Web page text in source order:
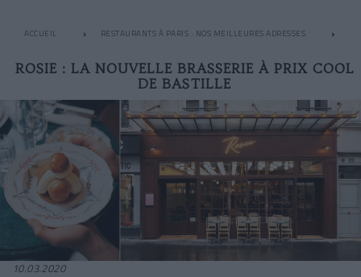
ACCUEIL RESTAURANTS À PARIS : NOS MEILLEURES ADRESSES
ROSIE : LA NOUVELLE BRASSERIE À PRIX COOL
DE BASTILLE
10.03.2020